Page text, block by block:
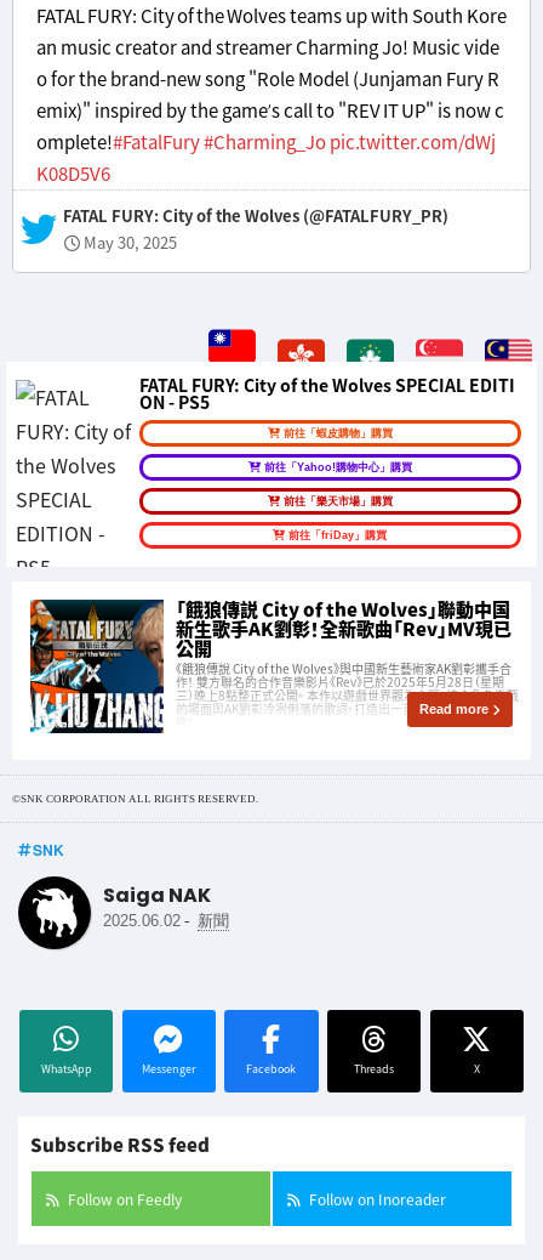
FATAL FURY: City of the Wolves teams up with South Kore
an music creator and streamer Charming Jo! Music vide
o for the brand-new song "Role Model (Junjaman Fury R
emix)" inspired by the game’s call to "REV IT UP" is now c
omplete!#FatalFury#Charming_Jopic.twitter.com/dWj
K08D5V6
— FATAL FURY: City of the Wolves (@FATALFURY_PR)
May 30, 2025
FATAL FURY: City of the Wolves SPECIAL EDITI
ON - PS5
前往「蝦皮購物」購買
前往「Yahoo!購物中心」購買
前往「樂天市場」購買
前往「friDay」購買
「餓狼傳説 City of the Wolves」聯動中国
新生歌手AK劉彰！全新歌曲「Rev」MV現已
公開
《餓狼傳說 City of the Wolves》與中國新生藝術家AK劉彰攜手合
作！ 雙方聯名的合作音樂影片《Rev》已於2025年5月28日（星期
三）晚上8點整正式公開。 本作以遊戲世界觀為主題，結合角色激戰
的場面與AK劉彰冷冽俐落的歌詞，打造出一首完美融合的超帥樂
Read more
©SNK CORPORATION ALL RIGHTS RESERVED.
SNK
Saiga NAK
2025.06.02 - 新聞
WhatsApp Messenger Facebook Threads X
Subscribe RSS feed
Follow on Feedly Follow on Inoreader